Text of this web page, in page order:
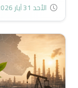
الأحد 31 آيار 2026